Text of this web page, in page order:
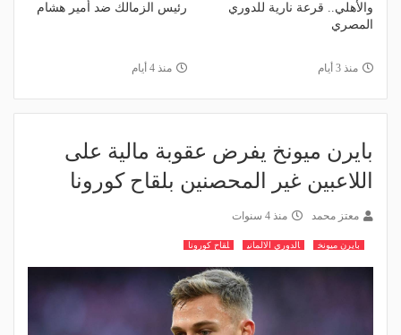
والأهلي.. قرعة نارية للدوري
المصري
منذ 3 أيام
رئيس الزمالك ضد أمير هشام
منذ 4 أيام
بايرن ميونخ يفرض عقوبة مالية على
اللاعبين غير المحصنين بلقاح كورونا
معتز محمد منذ 4 سنوات
بايرن ميونخ الدوري الالماني لقاح كورونا